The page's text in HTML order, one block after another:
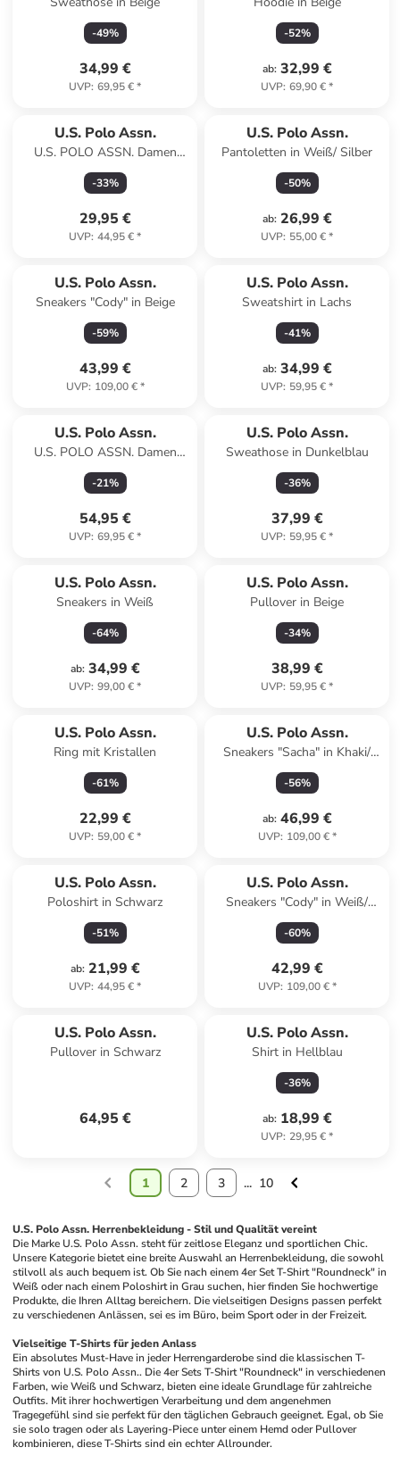
-49%
34,99 €
UVP: 69,95 €*
-52%
ab: 32,99 €
UVP: 69,90 €*
U.S. Polo Assn.
U.S. POLO ASSN. Damen
Shorts P035 in Weiss
-33%
29,95 €
UVP: 44,95 €*
U.S. Polo Assn.
Pantoletten in Weiß/ Silber
-50%
ab: 26,99 €
UVP: 55,00 €*
U.S. Polo Assn.
Sneakers "Cody" in Beige
-59%
43,99 €
UVP: 109,00 €*
U.S. Polo Assn.
Sweatshirt in Lachs
-41%
ab: 34,99 €
UVP: 59,95 €*
U.S. Polo Assn.
U.S. POLO ASSN. Damen
Leinenshirt P045 in Navy
-21%
54,95 €
UVP: 69,95 €*
U.S. Polo Assn.
Sweathose in Dunkelblau
-36%
37,99 €
UVP: 59,95 €*
U.S. Polo Assn.
Sneakers in Weiß
-64%
ab: 34,99 €
UVP: 99,00 €*
U.S. Polo Assn.
Pullover in Beige
-34%
38,99 €
UVP: 59,95 €*
U.S. Polo Assn.
Ring mit Kristallen
-61%
22,99 €
UVP: 59,00 €*
U.S. Polo Assn.
Sneakers "Sacha" in Khaki/
Rosa
-56%
ab: 46,99 €
UVP: 109,00 €*
U.S. Polo Assn.
Poloshirt in Schwarz
-51%
ab: 21,99 €
UVP: 44,95 €*
U.S. Polo Assn.
Sneakers "Cody" in Weiß/
Dunkelblau
-60%
42,99 €
UVP: 109,00 €*
U.S. Polo Assn.
Pullover in Schwarz
64,95 €
U.S. Polo Assn.
Shirt in Hellblau
-36%
ab: 18,99 €
UVP: 29,95 €*
1 2 3 ... 10
U.S. Polo Assn. Herrenbekleidung - Stil und Qualität vereint
Die Marke U.S. Polo Assn. steht für zeitlose Eleganz und sportlichen Chic.
Unsere Kategorie bietet eine breite Auswahl an Herrenbekleidung, die sowohl
stilvoll als auch bequem ist. Ob Sie nach einem 4er Set T-Shirt "Roundneck" in
Weiß oder nach einem Poloshirt in Grau suchen, hier finden Sie hochwertige
Produkte, die Ihren Alltag bereichern. Die vielseitigen Designs passen perfekt
zu verschiedenen Anlässen, sei es im Büro, beim Sport oder in der Freizeit.
Vielseitige T-Shirts für jeden Anlass
Ein absolutes Must-Have in jeder Herrengarderobe sind die klassischen T-
Shirts von U.S. Polo Assn.. Die 4er Sets T-Shirt "Roundneck" in verschiedenen
Farben, wie Weiß und Schwarz, bieten eine ideale Grundlage für zahlreiche
Outfits. Mit ihrer hochwertigen Verarbeitung und dem angenehmen
Tragegefühl sind sie perfekt für den täglichen Gebrauch geeignet. Egal, ob Sie
sie solo tragen oder als Layering-Piece unter einem Hemd oder Pullover
kombinieren, diese T-Shirts sind ein echter Allrounder.